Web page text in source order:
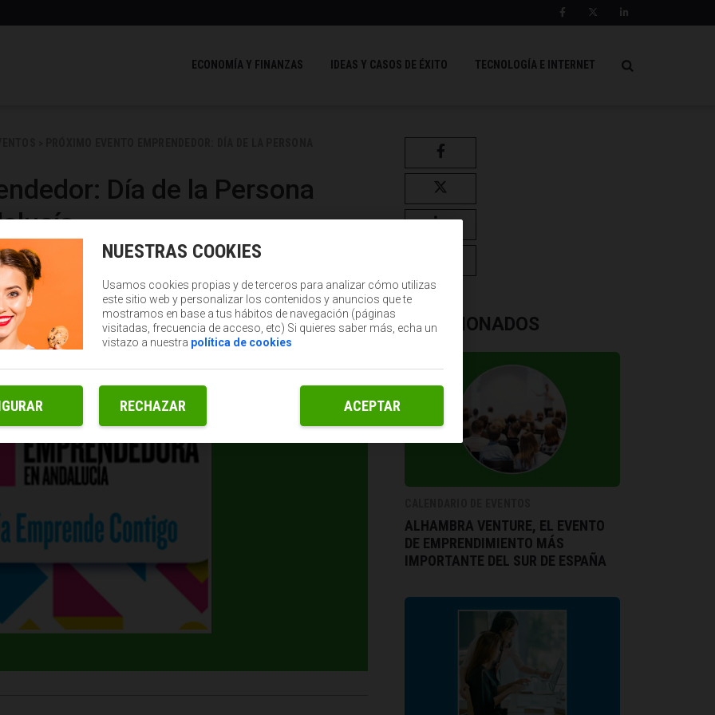
ECONOMÍA Y FINANZAS IDEAS Y CASOS DE ÉXITO TECNOLOGÍA E INTERNET
Día de la Persona
RELACIONADOS
ALHAMBRA VENTURE, EL EVENTO
DE EMPRENDIMIENTO MÁS
IMPORTANTE DEL SUR DE ESPAÑA
NUESTRAS COOKIES
Usamos cookies propias y de terceros para analizar cómo utilizas
este sitio web y personalizar los contenidos y anuncios que te
mostramos en base a tus hábitos de navegación (páginas
visitadas, frecuencia de acceso, etc) Si quieres saber más, echa un
vistazo a nuestra política de cookies
RECHAZAR ACEPTAR